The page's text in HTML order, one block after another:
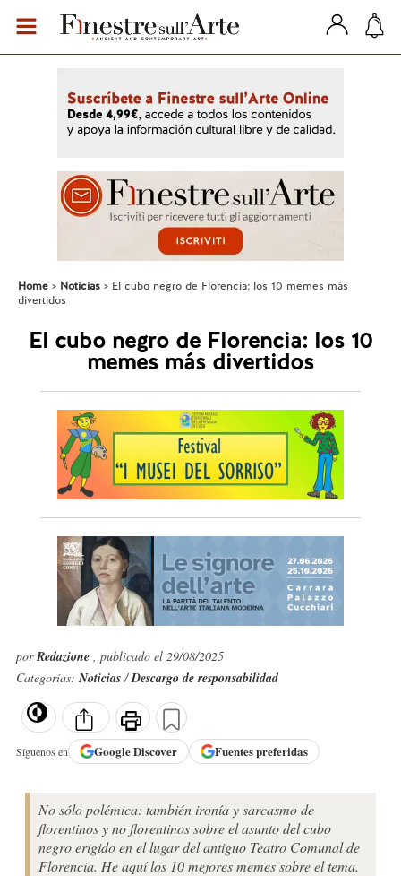
Home Noticias
El cubo negro de Florencia: los 10 memes más
divertidos
El cubo negro de Florencia: los 10
memes más divertidos
porRedazione , publicado el 29/08/2025
Categorías:Noticias/Descargo de responsabilidad
Síguenos en GoogleDiscover Fuentes preferidas
No sólo polémica: también ironía y sarcasmo de
florentinos y no florentinos sobre el asunto del cubo
negro erigido en el lugar del antiguo Teatro Comunal de
Florencia. He aquí los 10 mejores memes sobre el tema.